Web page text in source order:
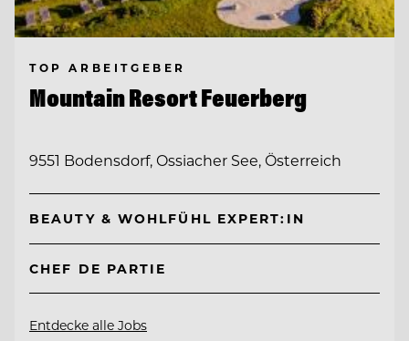
TOP ARBEITGEBER
Mountain Resort Feuerberg
9551 Bodensdorf, Ossiacher See, Österreich
BEAUTY & WOHLFÜHL EXPERT:IN
CHEF DE PARTIE
Entdecke alle Jobs